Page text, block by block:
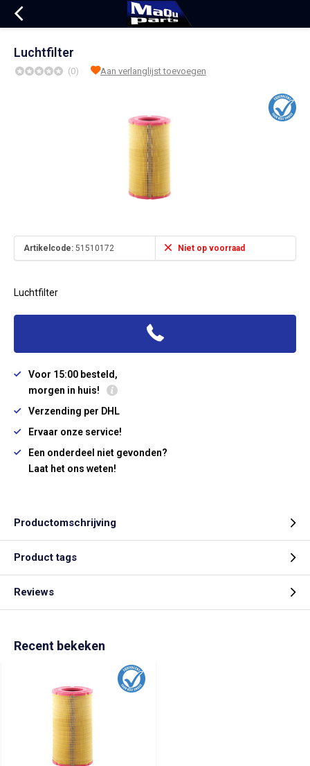
Luchtfilter
(0) Aan verlanglijst toevoegen
Artikelcode: 51510172 Niet op voorraad
Luchtfilter
Voor 15:00 besteld,
morgen in huis!
Verzending per DHL
Ervaar onze service!
Een onderdeel niet gevonden?
Laat het ons weten!
Productomschrijving
Product tags
Reviews
Recent bekeken